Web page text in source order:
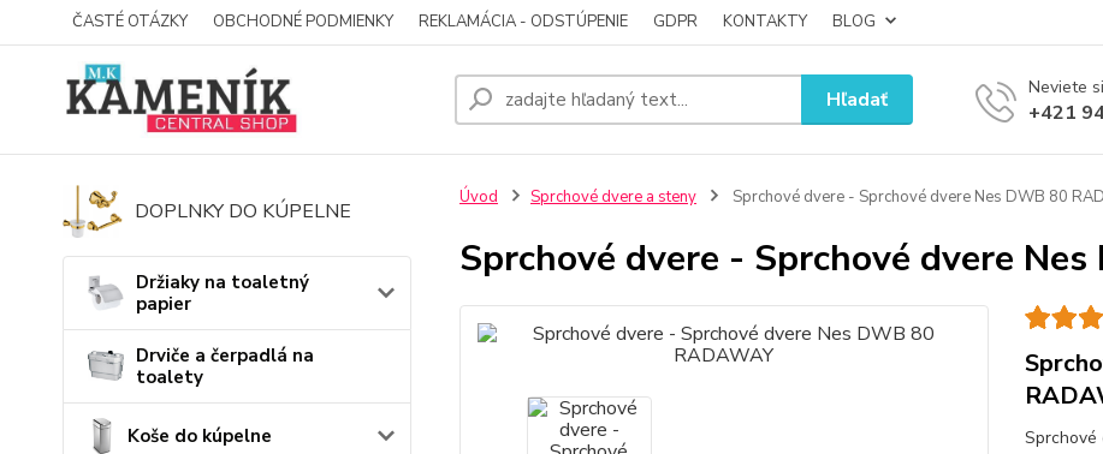
ČASTÉ OTÁZKY OBCHODNÉ PODMIENKY REKLAMÁCIA - ODSTÚPENIE GDPR KONTAKTY BLOG
Hľadať Neviete
+421
DOPLNKY DO KÚPELNE
Držiaky na toaletný
papier
Drviče a čerpadlá na
toalety
Koše do kúpelne
Úvod Sprchové dvere a steny Sprchové dvere - Sprchové dvere Nes DWB 80
Sprchové dvere - Sprchové dvere
Sprchové